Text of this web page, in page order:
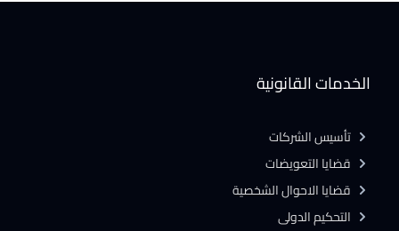
الخدمات القانونية
تأسيس الشركات
قضايا التعويضات
قضايا الاحوال الشخصية
التحكيم الدولى